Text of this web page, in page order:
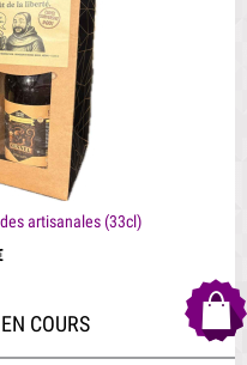
artisanales (33cl)
COURS